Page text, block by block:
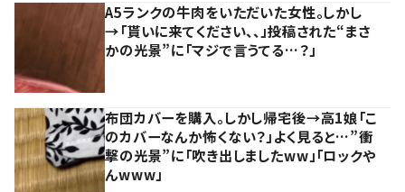
A5ランクの牛肉をいただいた女性。しかし
→「貰いに来てください、、」投稿された“まさ
かの光景”に「マジで言うてる…？」
布団カバーを購入。しかし帰宅後→高1娘「こ
のカバーなんか怖くない？」よく見ると…”衝
撃の光景”に「吹き出しましたww」「ロックや
んwww」